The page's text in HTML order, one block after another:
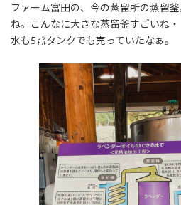
ファーム富田の、今の蒸留所の蒸留
ね。こんなに大きな蒸留釜すごいね
水も5㍑タンクでも売っていたなぁ。